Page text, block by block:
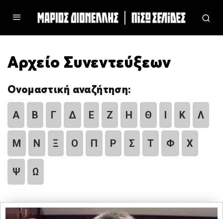
Αρχείο Συνεντεύξεων
Ονομαστική αναζήτηση:
Α Β Γ Δ Ε Ζ Η Θ Ι Κ Λ
Μ Ν Ξ Ο Π Ρ Σ Τ Φ Χ
Ψ Ω